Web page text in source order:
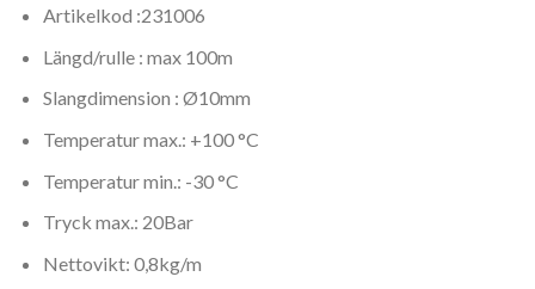
Artikelkod :231006
Längd/rulle : max 100m
Slangdimension : Ø10mm
Temperatur max.: +100 °C
Temperatur min.: -30 °C
Tryck max.: 20Bar
Nettovikt: 0,8kg/m